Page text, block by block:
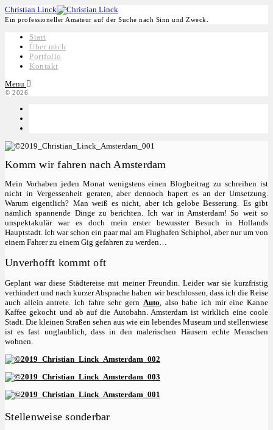
Christian Linck
Ein professioneller Amateur auf der Suche nach Sinn und Zweck.
Start
Über mich
Portfolio
Kontakt
Menu
© 2026
Komm wir fahren nach Amsterdam
Mein Vorhaben jeden Monat wenigstens einen Blogbeitrag zu schreiben ist
nicht in Vergessenheit geraten, aber dennoch hapert es an der Umsetzung.
Warum eigentlich? Man weiß es nicht, aber ich gelobe Besserung. Es gibt
nämlich spannende Dinge zu berichten. Ich war in Amsterdam! So weit so
unspektakulär war es doch mein erster bewusster Besuch in Hollands
Hauptstadt. Ich war schon ein paar mal am Flughafen Schiphol, aber nur um von
einem Fahrer zu einem Gig gefahren zu werden…
Unverhofft kommt oft
Geplant war diese Städtereise mit meiner Freundin. Leider war sie kurzfristig
verhindert und nach kurzer Absprache haben wir beschlossen, dass ich die Reise
auch allein antrete. Ich fahre sehr gern Auto , also habe ich mir eine Kanne
Kaffee gekocht und ab auf die Autobahn. Amsterdam ist wirklich eine coole
Stadt. Die kleinen Straßen sehen aus wie ein lebendes Museum und stellenwiese
ist es fast unglaublich, dass in den malerischen Häusern echte Menschen
wohnen.
Stellenweise sonderbar